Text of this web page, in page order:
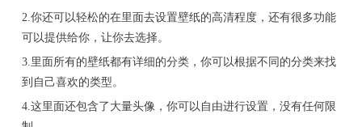
2.你还可以轻松的在里面去设置壁纸的高清程度，还有很多功能
可以提供给你，让你去选择。
3.里面所有的壁纸都有详细的分类，你可以根据不同的分类来找
到自己喜欢的类型。
4.这里面还包含了大量头像，你可以自由进行设置，没有任何限